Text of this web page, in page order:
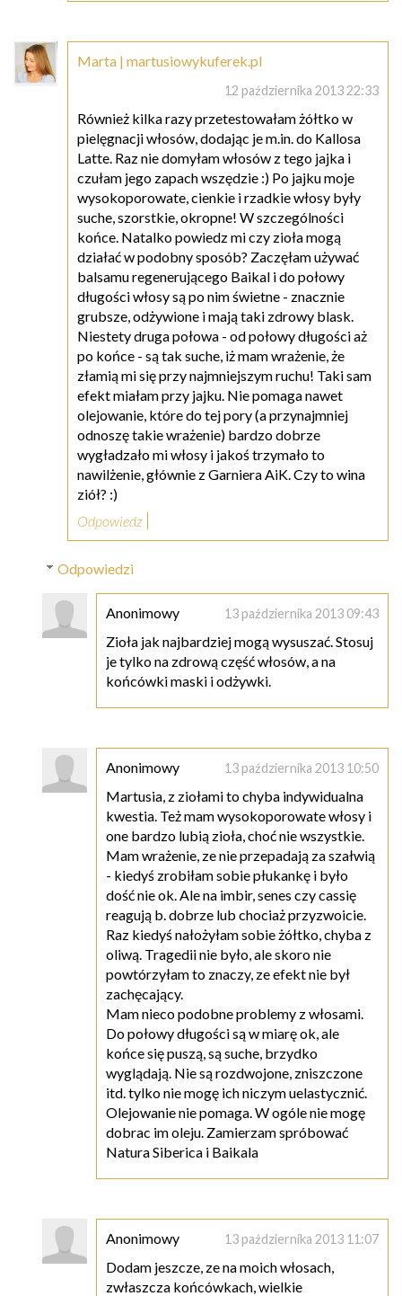
Marta | martusiowykuferek.pl
12 października 2013 22:33
Również kilka razy przetestowałam żółtko w
pielęgnacji włosów, dodając je m.in. do Kallosa
Latte. Raz nie domyłam włosów z tego jajka i
czułam jego zapach wszędzie :) Po jajku moje
wysokoporowate, cienkie i rzadkie włosy były
suche, szorstkie, okropne! W szczególności
końce. Natalko powiedz mi czy zioła mogą
działać w podobny sposób? Zaczęłam używać
balsamu regenerującego Baikal i do połowy
długości włosy są po nim świetne - znacznie
grubsze, odżywione i mają taki zdrowy blask.
Niestety druga połowa - od połowy długości aż
po końce - są tak suche, iż mam wrażenie, że
złamią mi się przy najmniejszym ruchu! Taki sam
efekt miałam przy jajku. Nie pomaga nawet
olejowanie, które do tej pory (a przynajmniej
odnoszę takie wrażenie) bardzo dobrze
wygładzało mi włosy i jakoś trzymało to
nawilżenie, głównie z Garniera AiK. Czy to wina
ziół? :)
Odpowiedz
Odpowiedzi
Anonimowy 13 października 2013 09:43
Zioła jak najbardziej mogą wysuszać. Stosuj
je tylko na zdrową część włosów, a na
końcówki maski i odżywki.
Anonimowy 13 października 2013 10:50
Martusia, z ziołami to chyba indywidualna
kwestia. Też mam wysokoporowate włosy i
one bardzo lubią zioła, choć nie wszystkie.
Mam wrażenie, ze nie przepadają za szałwią
- kiedyś zrobiłam sobie płukankę i było
dość nie ok. Ale na imbir, senes czy cassię
reagują b. dobrze lub chociaż przyzwoicie.
Raz kiedyś nałożyłam sobie żółtko, chyba z
oliwą. Tragedii nie było, ale skoro nie
powtórzyłam to znaczy, ze efekt nie był
zachęcający.
Mam nieco podobne problemy z włosami.
Do połowy długości są w miarę ok, ale
końce się puszą, są suche, brzydko
wyglądają. Nie są rozdwojone, zniszczone
itd. tylko nie mogę ich niczym uelastycznić.
Olejowanie nie pomaga. W ogóle nie mogę
dobrac im oleju. Zamierzam spróbować
Natura Siberica i Baikala
Anonimowy 13 października 2013 11:07
Dodam jeszcze, ze na moich włosach,
zwłaszcza końcówkach, wielkie